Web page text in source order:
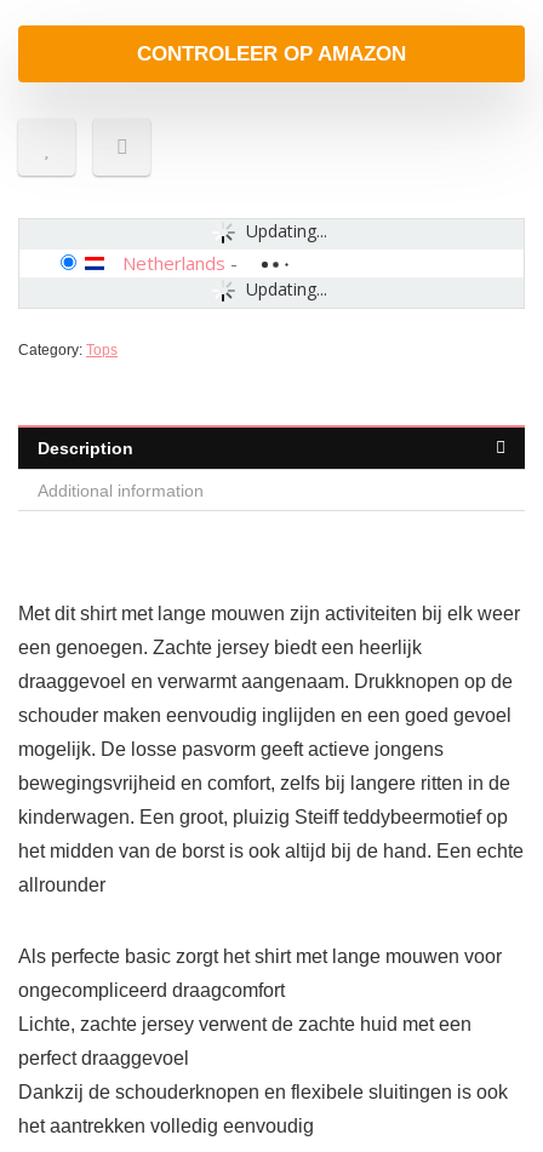
CONTROLEER OP AMAZON
Updating...
Updating...
Netherlands -
Category: Tops
Description
Additional information
Met dit shirt met lange mouwen zijn activiteiten bij elk weer
een genoegen. Zachte jersey biedt een heerlijk
draaggevoel en verwarmt aangenaam. Drukknopen op de
schouder maken eenvoudig inglijden en een goed gevoel
mogelijk. De losse pasvorm geeft actieve jongens
bewegingsvrijheid en comfort, zelfs bij langere ritten in de
kinderwagen. Een groot, pluizig Steiff teddybeermotief op
het midden van de borst is ook altijd bij de hand. Een echte
allrounder
Als perfecte basic zorgt het shirt met lange mouwen voor
ongecompliceerd draagcomfort
Lichte, zachte jersey verwent de zachte huid met een
perfect draaggevoel
Dankzij de schouderknopen en flexibele sluitingen is ook
het aantrekken volledig eenvoudig